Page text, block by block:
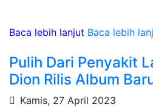
Baca lebih lanjut Baca lebih
Pulih Dari Penyakit
Dion Rilis Album
Kamis, 27 April 2023